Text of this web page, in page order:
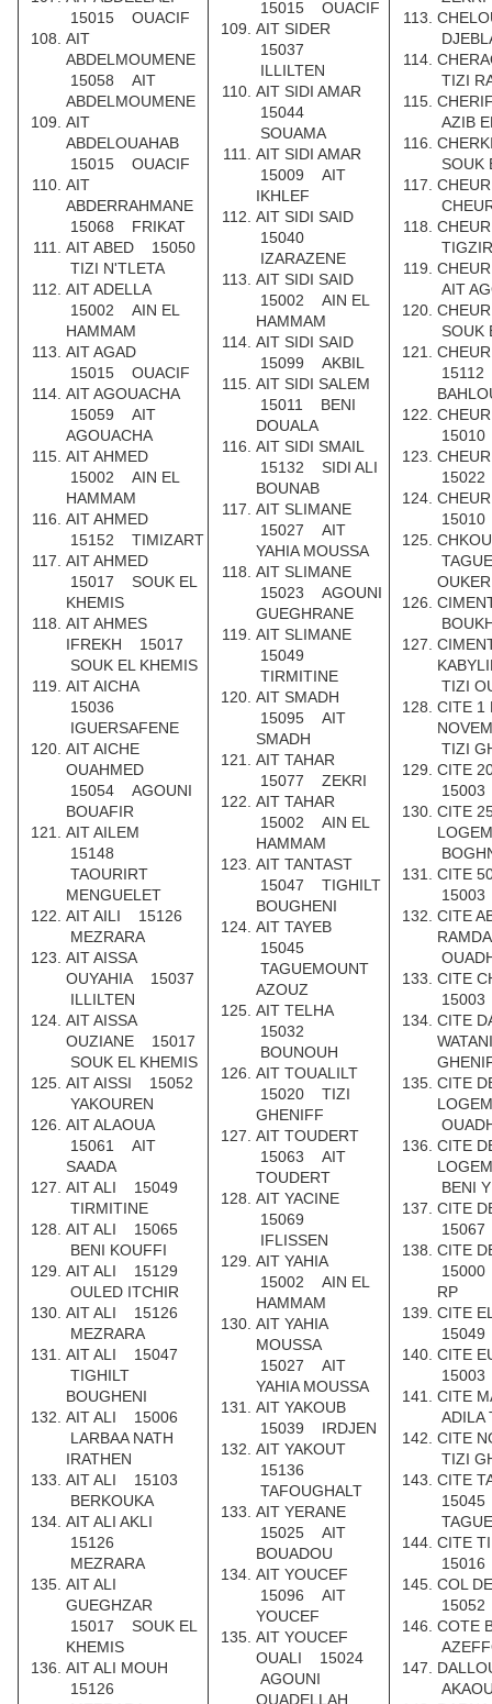
15015 OUACIF
AIT
ABDELMOUMENE
15058 AIT
ABDELMOUMENE
AIT
ABDELOUAHAB
15015 OUACIF
AIT
ABDERRAHMANE
15068 FRIKAT
AIT ABED 15050
TIZI N'TLETA
AIT ADELLA
15002 AIN EL
HAMMAM
AIT AGAD
15015 OUACIF
AIT AGOUACHA
15059 AIT
AGOUACHA
AIT AHMED
15002 AIN EL
HAMMAM
AIT AHMED
15152 TIMIZART
AIT AHMED
15017 SOUK EL
KHEMIS
AIT AHMES
IFREKH 15017
SOUK EL KHEMIS
AIT AICHA
15036
IGUERSAFENE
AIT AICHE
OUAHMED
15054 AGOUNI
BOUAFIR
AIT AILEM
15148
TAOURIRT
MENGUELET
AIT AILI 15126
MEZRARA
AIT AISSA
OUYAHIA 15037
ILLILTEN
AIT AISSA
OUZIANE 15017
SOUK EL KHEMIS
AIT AISSI 15052
YAKOUREN
AIT ALAOUA
15061 AIT
SAADA
AIT ALI 15049
TIRMITINE
AIT ALI 15065
BENI KOUFFI
AIT ALI 15129
OULED ITCHIR
AIT ALI 15126
MEZRARA
AIT ALI 15047
TIGHILT
BOUGHENI
AIT ALI 15006
LARBAA NATH
IRATHEN
AIT ALI 15103
BERKOUKA
AIT ALI AKLI
15126
MEZRARA
AIT ALI
GUEGHZAR
15017 SOUK EL
KHEMIS
AIT ALI MOUH
15126
15015 OUACIF
AIT SIDER
15037
ILLILTEN
AIT SIDI AMAR
15044
SOUAMA
AIT SIDI AMAR
15009 AIT
IKHLEF
AIT SIDI SAID
15040
IZARAZENE
AIT SIDI SAID
15002 AIN EL
HAMMAM
AIT SIDI SAID
15099 AKBIL
AIT SIDI SALEM
15011 BENI
DOUALA
AIT SIDI SMAIL
15132 SIDI ALI
BOUNAB
AIT SLIMANE
15027 AIT
YAHIA MOUSSA
AIT SLIMANE
15023 AGOUNI
GUEGHRANE
AIT SLIMANE
15049
TIRMITINE
AIT SMADH
15095 AIT
SMADH
AIT TAHAR
15077 ZEKRI
AIT TAHAR
15002 AIN EL
HAMMAM
AIT TANTAST
15047 TIGHILT
BOUGHENI
AIT TAYEB
15045
TAGUEMOUNT
AZOUZ
AIT TELHA
15032
BOUNOUH
AIT TOUALILT
15020 TIZI
GHENIFF
AIT TOUDERT
15063 AIT
TOUDERT
AIT YACINE
15069
IFLISSEN
AIT YAHIA
15002 AIN EL
HAMMAM
AIT YAHIA
MOUSSA
15027 AIT
YAHIA MOUSSA
AIT YAKOUB
15039 IRDJEN
AIT YAKOUT
15136
TAFOUGHALT
AIT YERANE
15025 AIT
BOUADOU
AIT YOUCEF
15096 AIT
YOUCEF
AIT YOUCEF
OUALI 15024
AGOUNI
OUADELLAH
TIZI
AZIB
SOUK
AIT
SOUK
TIZI
CITE 1
TIZI
CITE
CITE
CITE
CITE
CITE
CITE
CITE
CITE
BENI
CITE
CITE
RP
CITE
CITE
CITE
ADILA
CITE
TIZI
CITE
CITE
COL
COTE